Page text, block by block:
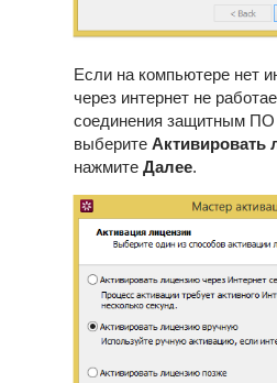
Если на компьютере нет
через интернет не
соединения защитным ПО
выберите Активировать
нажмите Далее.